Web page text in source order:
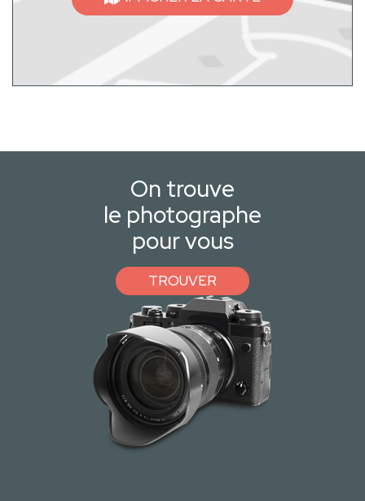
On trouve
le photographe
pour vous
TROUVER